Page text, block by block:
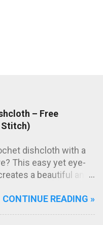
– Free
Stitch)
dishcloth with a
This easy yet eye-
a beautiful and
the kitchen. The subtle
great but also
CONTINUE READING »